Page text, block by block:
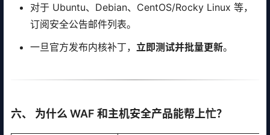
对于 Ubuntu、Debian、CentOS/Rocky Linux 等，
订阅安全公告邮件列表。
一旦官方发布内核补丁， 立即测试并批量更新。
六、 为什么 WAF 和主机安全产品能帮上忙？